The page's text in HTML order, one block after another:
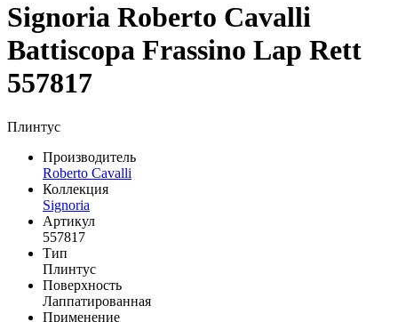
Signoria Roberto Cavalli
Battiscopa Frassino Lap Rett
557817
Плинтус
Производитель
Roberto Cavalli
Коллекция
Signoria
Артикул
557817
Тип
Плинтус
Поверхность
Лаппатированная
Применение